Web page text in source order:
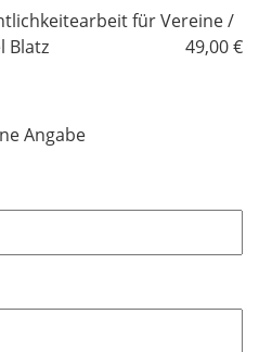
für Vereine /
Blatz
49,00 €
Angabe